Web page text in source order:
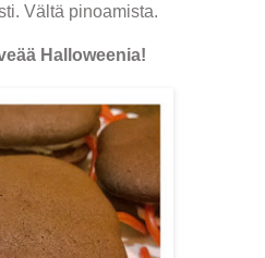
Vältä pinoamista.
Halloweenia!